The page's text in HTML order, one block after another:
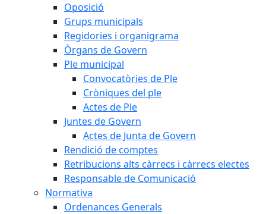
Oposició
Grups municipals
Regidories i organigrama
Òrgans de Govern
Ple municipal
Convocatòries de Ple
Cròniques del ple
Actes de Ple
Juntes de Govern
Actes de Junta de Govern
Rendició de comptes
Retribucions alts càrrecs i càrrecs electes
Responsable de Comunicació
Normativa
Ordenances Generals